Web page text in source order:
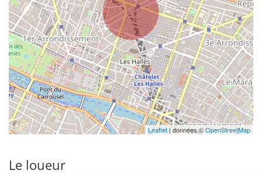
Leaflet| données ©OpenStreetMap
Le loueur